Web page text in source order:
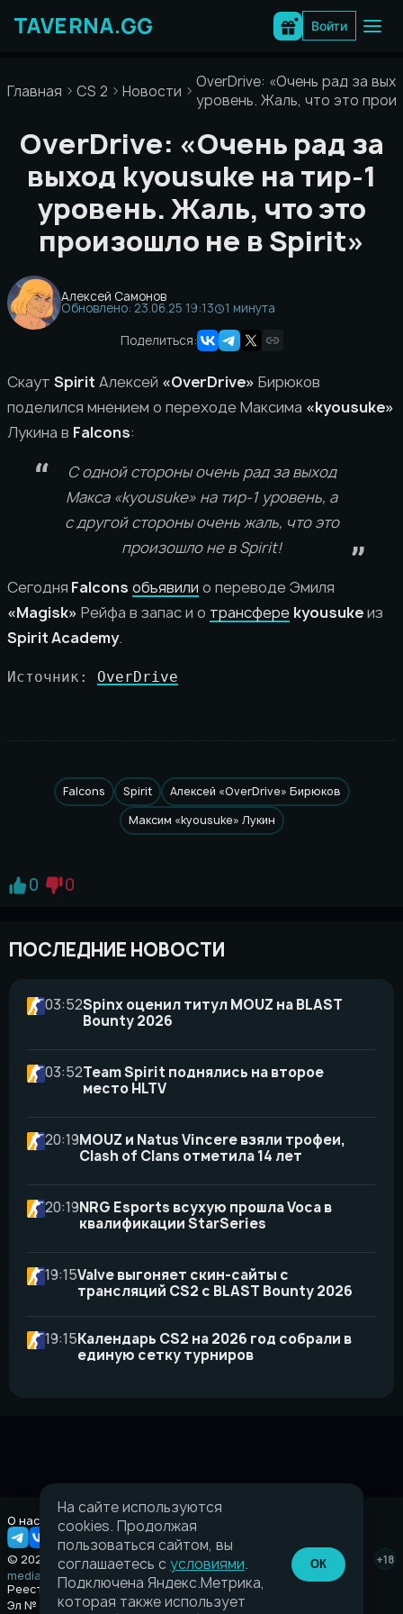
содержимому
Войти
Главная CS 2 Новости
OverDrive: «Очень рад за
уровень. Жаль, что это
OverDrive: «Очень рад за
выход kyousuke на тир-1
уровень. Жаль, что это
произошло не в Spirit»
Алексей Самонов
Обновлено: 23.06.25 19:13
1 минута
Поделиться:
Скаут Spirit Алексей «OverDrive» Бирюков
поделился мнением о переходе Максима «kyousuke»
Лукина в Falcons:
С одной стороны очень рад за выход
Макса «kyousuke» на тир-1 уровень, а
с другой стороны очень жаль, что это
произошло не в Spirit!
Сегодня Falcons объявили о переводе Эмиля
«Magisk» Рейфа в запас и о трансфере kyousukeиз
Spirit Academy.
Источник: OverDrive
Falcons Spirit
Алексей «OverDrive» Бирюков
Максим «kyousuke» Лукин
0 0
ПОСЛЕДНИЕ НОВОСТИ
03:52Spinx оценил титул MOUZ на BLAST
Bounty 2026
03:52Team Spirit поднялись на второе
место HLTV
20:19MOUZ и Natus Vincere взяли трофеи,
Clash of Clans отметила 14 лет
20:19NRG Esports всухую прошла Voca в
квалификации StarSeries
19:15Valve выгоняет скин-сайты с
трансляций CS2 с BLAST Bounty 2026
19:15Календарь CS2 на 2026 год собрали в
единую сетку турниров
О нас Правовая информация
© 2026 Taverna.gg
+18
media@taverna.gg
Реестровая запись:
Эл № ФС77-89710 выдано Федеральной службой по надзору в
На сайте используются
cookies. Продолжая
пользоваться сайтом, вы
соглашаетесь с условиями.
Подключена Яндекс.Метрика,
которая также использует
ОК